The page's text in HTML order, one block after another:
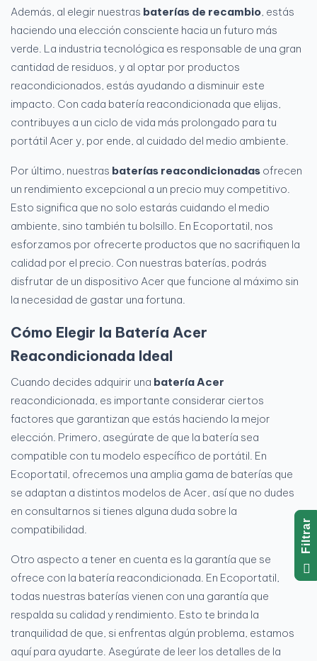
Además, al elegir nuestras baterías de recambio, estás
haciendo una elección consciente hacia un futuro más
verde. La industria tecnológica es responsable de una gran
cantidad de residuos, y al optar por productos
reacondicionados, estás ayudando a disminuir este
impacto. Con cada batería reacondicionada que elijas,
contribuyes a un ciclo de vida más prolongado para tu
portátil Acer y, por ende, al cuidado del medio ambiente.
Por último, nuestras baterías reacondicionadas ofrecen
un rendimiento excepcional a un precio muy competitivo.
Esto significa que no solo estarás cuidando el medio
ambiente, sino también tu bolsillo. En Ecoportatil, nos
esforzamos por ofrecerte productos que no sacrifiquen la
calidad por el precio. Con nuestras baterías, podrás
disfrutar de un dispositivo Acer que funcione al máximo sin
la necesidad de gastar una fortuna.
Cómo Elegir la Batería Acer
Reacondicionada Ideal
Cuando decides adquirir una batería Acer
reacondicionada, es importante considerar ciertos
factores que garantizan que estás haciendo la mejor
elección. Primero, asegúrate de que la batería sea
compatible con tu modelo específico de portátil. En
Ecoportatil, ofrecemos una amplia gama de baterías que
se adaptan a distintos modelos de Acer, así que no dudes
en consultarnos si tienes alguna duda sobre la
compatibilidad.
Otro aspecto a tener en cuenta es la garantía que se
ofrece con la batería reacondicionada. En Ecoportatil,
todas nuestras baterías vienen con una garantía que
respalda su calidad y rendimiento. Esto te brinda la
tranquilidad de que, si enfrentas algún problema, estamos
aquí para ayudarte. Asegúrate de leer los detalles de la
R